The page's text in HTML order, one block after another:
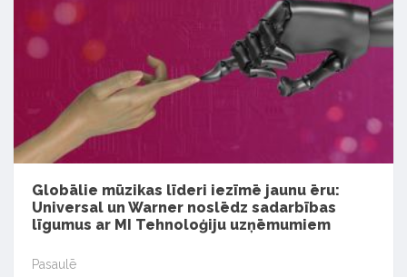
Globālie mūzikas līderi iezīmē jaunu ēru:
Universal un Warner noslēdz sadarbības
līgumus ar MI Tehnoloģiju uzņēmumiem
Pasaulē